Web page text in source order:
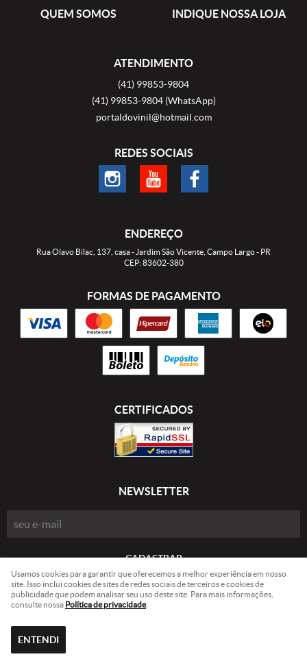
QUEM SOMOS INDIQUE NOSSA LOJA
ATENDIMENTO
(41) 99853-9804
(41)99853-9804 (WhatsApp)
portaldovinil@hotmail.com
REDES SOCIAIS
ENDEREÇO
Rua Olavo Bilac, 137, casa- Jardim São Vicente, Campo Largo- PR
CEP: 83602-380
FORMAS DE PAGAMENTO
CERTIFICADOS
NEWSLETTER
CADASTRAR
Nelson Puszczynski 84152109904 CNPJ: 37.807.338/0001-60
LOJA VIRTUAL CRIADA POR
Usamos cookies para garantir que oferecemos a melhor experiência em nosso
site. Isso inclui cookies de sites de redes sociais de terceiros e cookies de
publicidade que podem analisar seu uso deste site. Para mais informações,
consulte nossa Política de privacidade.
ENTENDI